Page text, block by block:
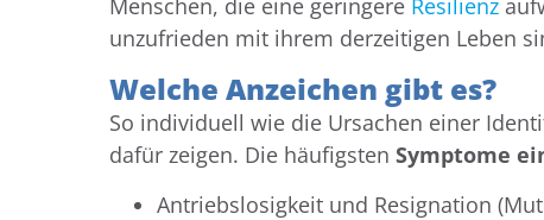
unzufrieden mit ihrem derzeitigen Leben
Welche Anzeichen gibt es?
So individuell wie die Ursachen einer
dafür zeigen. Die häufigsten Symptome
Antriebslosigkeit und Resignation